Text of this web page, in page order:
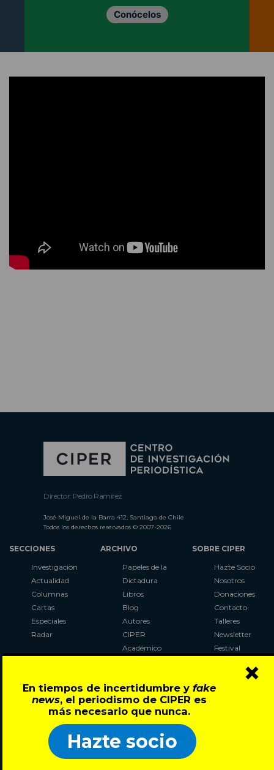
En tiempos de incertidumbre y fake
news, el periodismo de CIPER es
más necesario que nunca.
Hazte socio
×
Conócelos
Director: Pedro Ramírez
José Miguel de la Barra 412, Santiago de Chile
Todos los derechos reservados © 2007-2026
SECCIONES
Investigación
Actualidad
Columnas
Cartas
Especiales
Radar
ARCHIVO
Papeles de la
Dictadura
Libros
Blog
Autores
CIPER
Académico
Al Plebiscito
con CIPER
SOBRE CIPER
Hazte Socio
Nosotros
Donaciones
Contacto
Talleres
Newsletter
Festival